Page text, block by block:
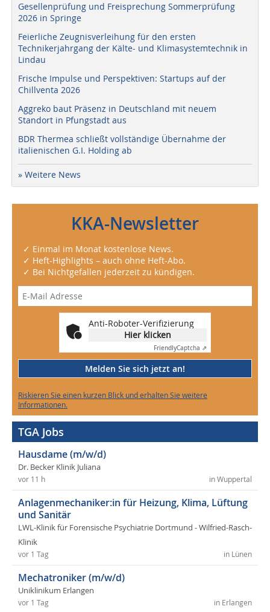
Gesellenprüfung und Freisprechung Sommerprüfung
2026 in Springe
Feierliche Zeugnisverleihung für den ersten
Technikerjahrgang der Kälte- und Klimasystemtechnik in
Lindau
Frische Impulse und Perspektiven: Startups auf der
Chillventa 2026
Aggreko baut Präsenz in Deutschland mit neuem
Standort in Pfungstadt aus
BDR Thermea schließt vollständige Übernahme der
italienischen G.I. Holding ab
» Weitere News
KKA-Newsletter
✓ Einmal im Monat kostenlose News.
✓ Heft-Highlights – auch ohne Heft-Abo.
✓ Bei Nichtgefallen jederzeit zu kündigen.
Anti-Roboter-Verifizierung
Hier klicken
FriendlyCaptcha ⇗
Melden Sie sich jetzt an!
Riskieren Sie einen kurzen Blick und erhalten Sie weitere
Informationen.
TGA Jobs
Hausdame (m/w/d)
Dr. Becker Klinik Juliana
in Wuppertal
vor 11 h
Anlagenmechaniker:in für Heizung, Klima, Lüftung
und Sanitär
LWL-Klinik für Forensische Psychiatrie Dortmund - Wilfried-Rasch-
Klinik
in Lünen
vor 1 Tag
Mechatroniker (m/w/d)
Uniklinikum Erlangen
in Erlangen
vor 1 Tag